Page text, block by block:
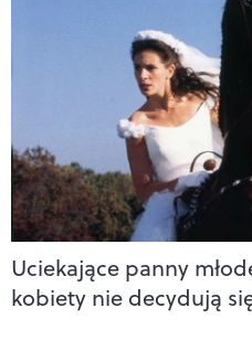
Uciekające panny
kobiety nie decydują